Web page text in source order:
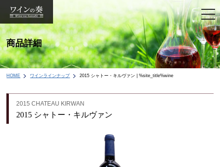
商品詳細
HOME ワインラインナップ 2015 シャトー・キルヴァン | %site_title%wine
2015 CHATEAU KIRWAN
2015 シャトー・キルヴァン